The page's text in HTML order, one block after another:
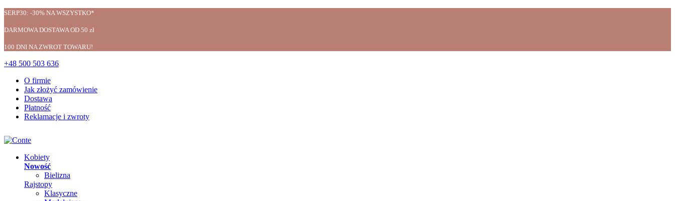
SERP30: -30% NA WSZYSTKO*
DARMOWA DOSTAWA OD 50 zł
100 DNI NA ZWROT TOWARU!
+48 500 503 636
O firmie
Jak złożyć zamówienie
Dostawa
Płatność
Reklamacje i zwroty
Kobiety
Nowość
Bielizna
Rajstopy
Klasyczne